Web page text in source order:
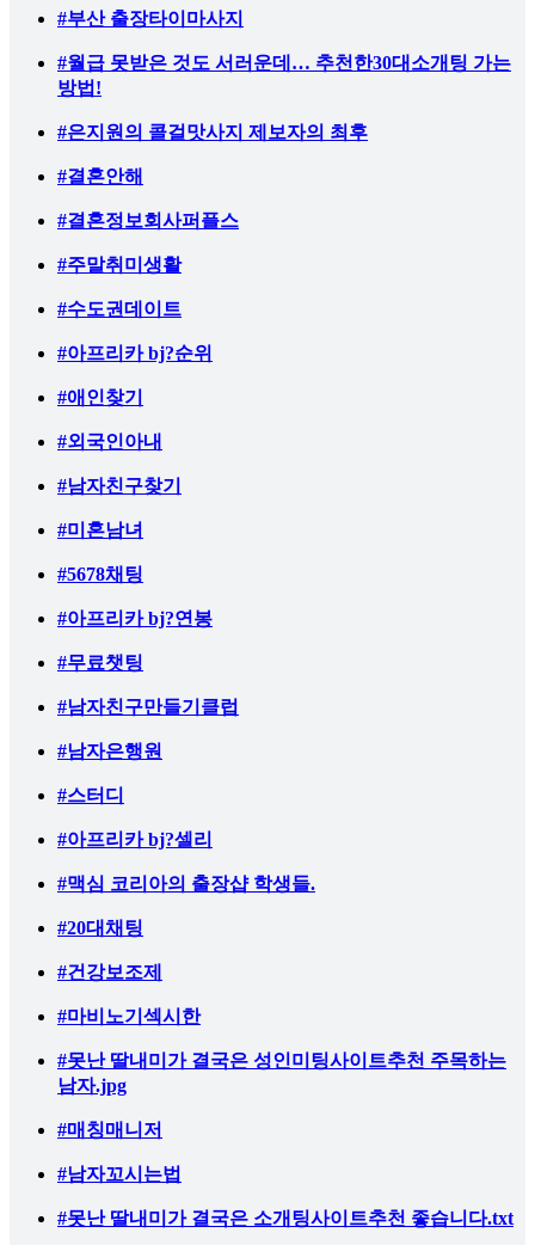
#부산 출장타이마사지
#월급 못받은 것도 서러운데… 추천한30대소개팅 가는
방법!
#은지원의 콜걸맛사지 제보자의 최후
#결혼안해
#결혼정보회사퍼플스
#주말취미생활
#수도권데이트
#아프리카 bj?순위
#애인찾기
#외국인아내
#남자친구찾기
#미혼남녀
#5678채팅
#아프리카 bj?연봉
#무료챗팅
#남자친구만들기클럽
#남자은행원
#스터디
#아프리카 bj?셀리
#맥심 코리아의 출장샵 학생들.
#20대채팅
#건강보조제
#마비노기섹시한
#못난 딸내미가 결국은 성인미팅사이트추천 주목하는
남자.jpg
#매칭매니저
#남자꼬시는법
#못난 딸내미가 결국은 소개팅사이트추천 좋습니다.txt